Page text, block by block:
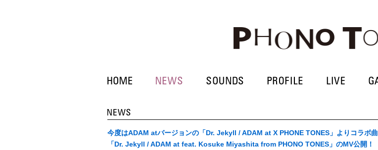
今度はADAM atバージョンの「Dr. Jekyll / ADAM at X PHONE TONES」よりコラボ曲
「Dr. Jekyll / ADAM at feat. Kosuke Miyashita from PHONO TONES」のMV公開！